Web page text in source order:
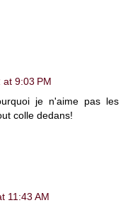
at 9:03 PM
je n'aime pas les
colle dedans!
11:43 AM